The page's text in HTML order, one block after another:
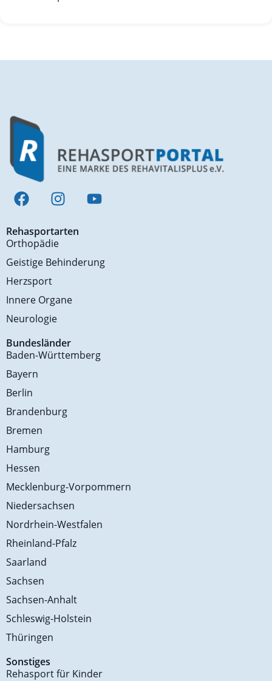
Rehasportarten
Orthopädie
Geistige Behinderung
Herzsport
Innere Organe
Neurologie
Bundesländer
Baden-Württemberg
Bayern
Berlin
Brandenburg
Bremen
Hamburg
Hessen
Mecklenburg-Vorpommern
Niedersachsen
Nordrhein-Westfalen
Rheinland-Pfalz
Saarland
Sachsen
Sachsen-Anhalt
Schleswig-Holstein
Thüringen
Sonstiges
Rehasport für Kinder